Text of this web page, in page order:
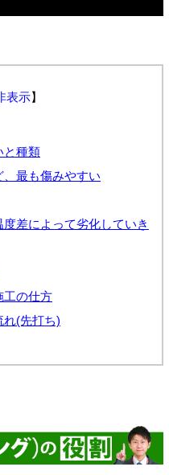
表示】
と種類
、最も傷みやすい
差によって劣化していき
工の仕方
れ(先打ち)